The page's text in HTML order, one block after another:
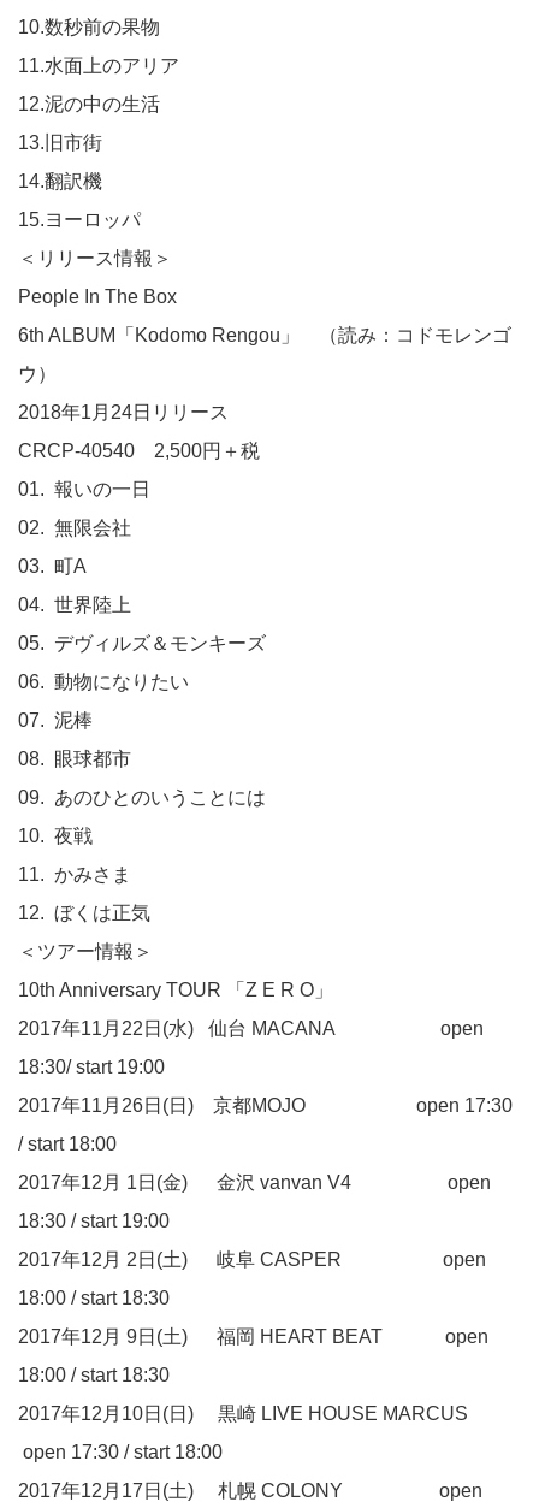
10.数秒前の果物
11.水面上のアリア
12.泥の中の生活
13.旧市街
14.翻訳機
15.ヨーロッパ
＜リリース情報＞
People In The Box
6th ALBUM「Kodomo Rengou」 （読み：コドモレンゴ
ウ）
2018年1月24日リリース
CRCP-40540 2,500円＋税
01. 報いの一日
02. 無限会社
03. 町A
04. 世界陸上
05. デヴィルズ＆モンキーズ
06. 動物になりたい
07. 泥棒
08. 眼球都市
09. あのひとのいうことには
10. 夜戦
11. かみさま
12. ぼくは正気
＜ツアー情報＞
10th Anniversary TOUR 「Z E R O」
2017年11月22日(水) 仙台 MACANA open
18:30/ start 19:00
2017年11月26日(日) 京都MOJO open 17:30
/ start 18:00
2017年12月 1日(金) 金沢 vanvan V4 open
18:30 / start 19:00
2017年12月 2日(土) 岐阜 CASPER open
18:00 / start 18:30
2017年12月 9日(土) 福岡 HEART BEAT open
18:00 / start 18:30
2017年12月10日(日) 黒崎 LIVE HOUSE MARCUS
open 17:30 / start 18:00
2017年12月17日(土) 札幌 COLONY open